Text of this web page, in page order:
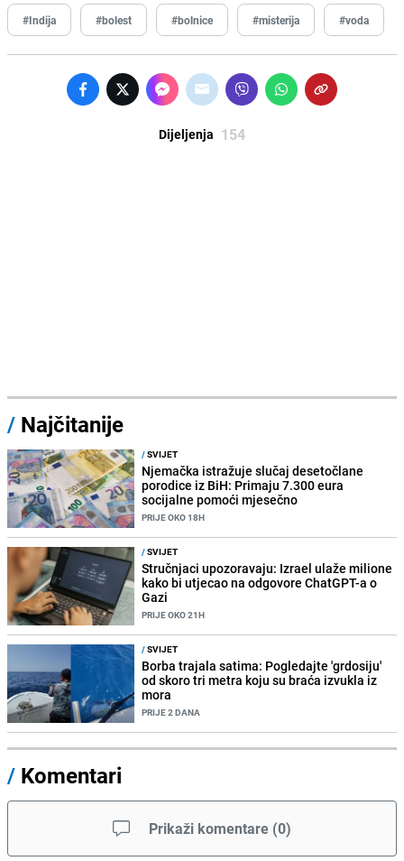
#Indija #bolest #bolnice #misterija #voda
Dijeljenja 154
/ Najčitanije
/SVIJET
Njemačka istražuje slučaj desetočlane
porodice iz BiH: Primaju 7.300 eura
socijalne pomoći mjesečno
PRIJE OKO 18H
/SVIJET
Stručnjaci upozoravaju: Izrael ulaže milione
kako bi utjecao na odgovore ChatGPT-a o
Gazi
PRIJE OKO 21H
/SVIJET
Borba trajala satima: Pogledajte 'grdosiju'
od skoro tri metra koju su braća izvukla iz
mora
PRIJE 2 DANA
/ Komentari
Prikaži komentare (0)